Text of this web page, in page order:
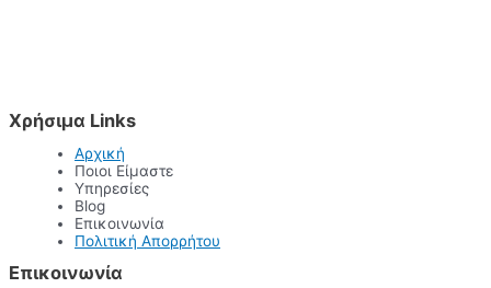
Χρήσιμα Links
Αρχική
Ποιοι Είμαστε
Υπηρεσίες
Blog
Επικοινωνία
Πολιτική Απορρήτου
Επικοινωνία